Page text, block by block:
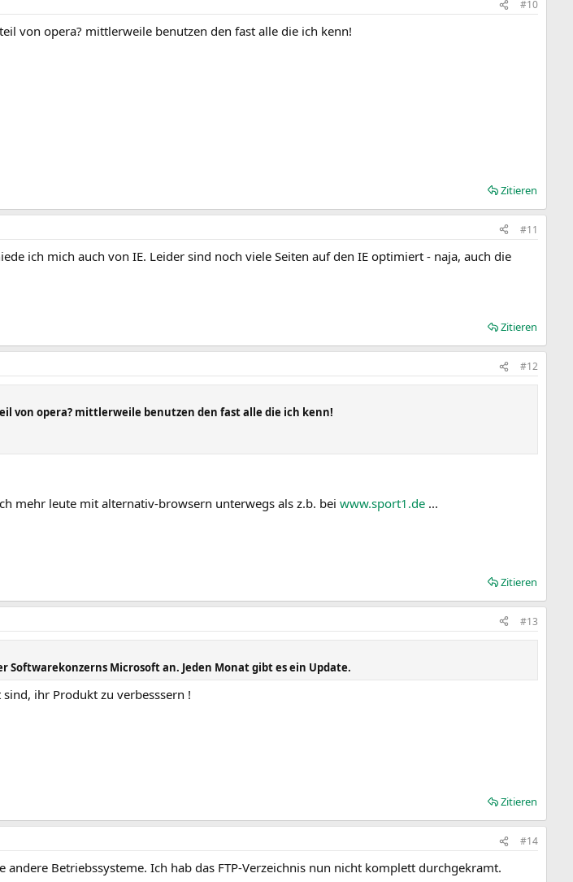
#10
von opera? mittlerweile benutzen den fast alle die ich kenn!
Zitieren
#11
ich mich auch von IE. Leider sind noch viele Seiten auf den IE optimiert - naja, auch die
Zitieren
#12
von opera? mittlerweile benutzen den fast alle die ich kenn!
mehr leute mit alternativ-browsern unterwegs als z.b. bei www.sport1.de ...
Zitieren
#13
Microsoft an. Jeden Monat gibt es ein Update.
ihr Produkt zu verbesssern !
Zitieren
#14
Betriebssysteme. Ich hab das FTP-Verzeichnis nun nicht komplett durchgekramt.